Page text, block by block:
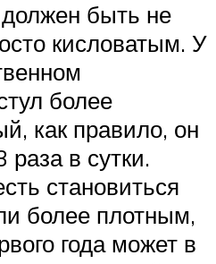
быть не
кисловатым. У
более
как правило, он
в сутки.
становиться
более плотным,
года может в